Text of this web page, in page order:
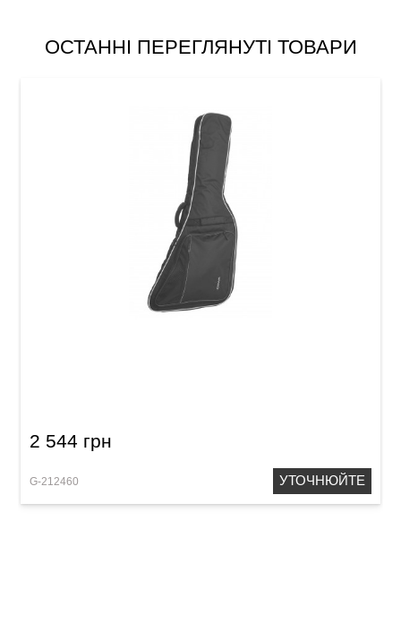
ОСТАННІ ПЕРЕГЛЯНУТІ ТОВАРИ
2 544 грн
G-212460 УТОЧНЮЙТЕ